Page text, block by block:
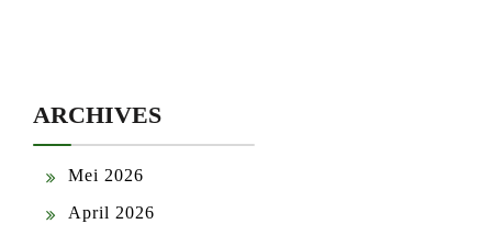
ARCHIVES
Mei 2026
April 2026